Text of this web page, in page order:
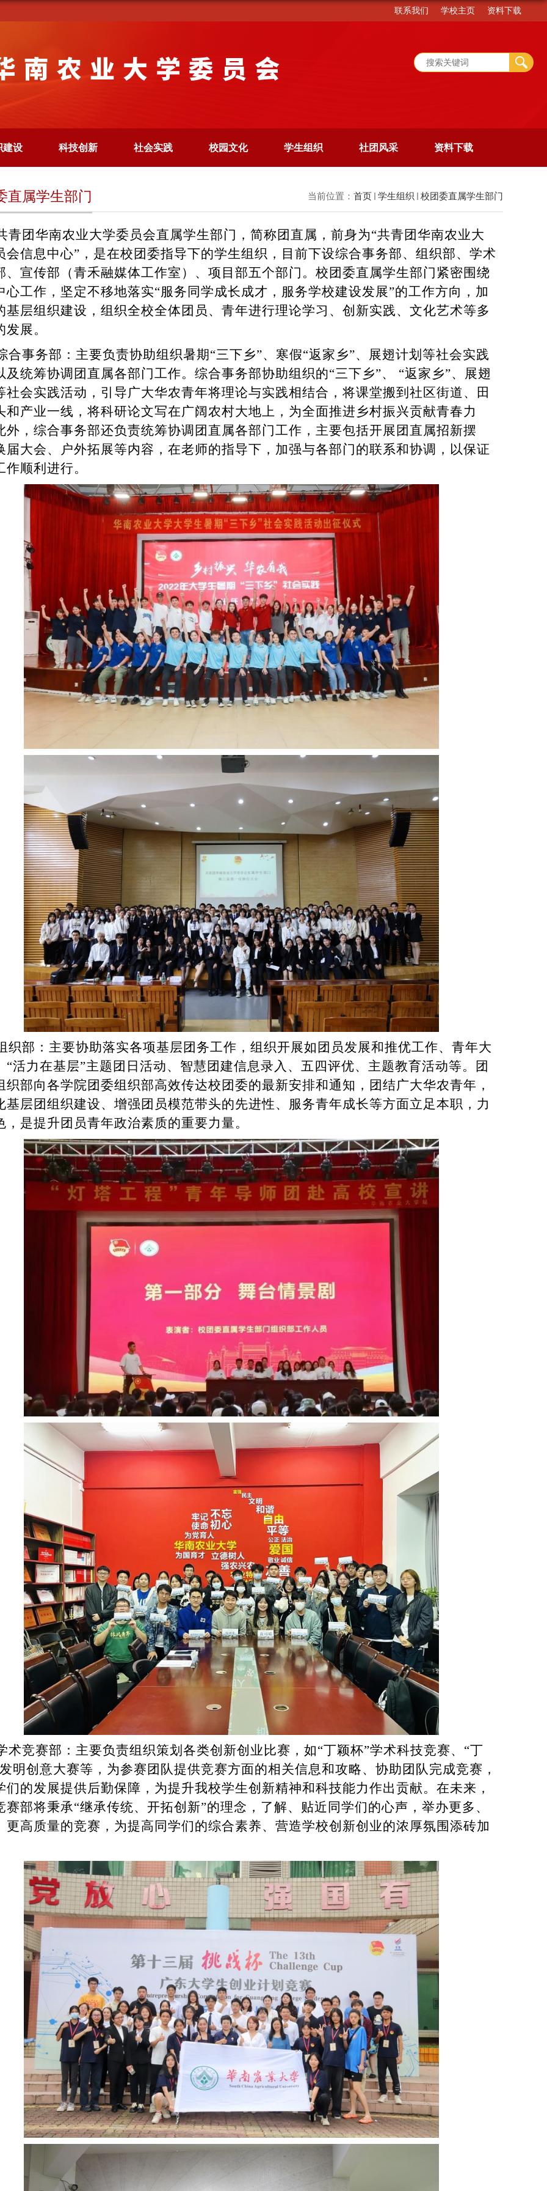
资料下载
学校主页
联系我们
建设 科技创新 社会实践 校园文化 学生组织 社团风采 资料下载
当前位置： 首页 学生组织 校团委直属学生部门
直属学生部门
青团华南农业大学委员会直属学生部门，简称团直属，前身为“共青团华南农业大
会信息中心”，是在校团委指导下的学生组织，目前下设综合事务部、组织部、学术
、宣传部（青禾融媒体工作室）、项目部五个部门。校团委直属学生部门紧密围绕
心工作，坚定不移地落实“服务同学成长成才，服务学校建设发展”的工作方向，加
基层组织建设，组织全校全体团员、青年进行理论学习、创新实践、文化艺术等多
展。
合事务部：主要负责协助组织暑期“三下乡”、寒假“返家乡”、展翅计划等社会实践
及统筹协调团直属各部门工作。综合事务部协助组织的“三下乡”、 “返家乡”、展翅
社会实践活动，引导广大华农青年将理论与实践相结合，将课堂搬到社区街道、田
和产业一线，将科研论文写在广阔农村大地上，为全面推进乡村振兴贡献青春力
外，综合事务部还负责统筹协调团直属各部门工作，主要包括开展团直属招新摆
届大会、户外拓展等内容，在老师的指导下，加强与各部门的联系和协调，以保证
作顺利进行。
织部：主要协助落实各项基层团务工作，组织开展如团员发展和推优工作、青年大
“活力在基层”主题团日活动、智慧团建信息录入、五四评优、主题教育活动等。团
织部向各学院团委组织部高效传达校团委的最新安排和通知，团结广大华农青年，
基层团组织建设、增强团员模范带头的先进性、服务青年成长等方面立足本职，力
，是提升团员青年政治素质的重要力量。
术竞赛部：主要负责组织策划各类创新创业比赛，如“丁颖杯”学术科技竞赛、 “丁
发明创意大赛等，为参赛团队提供竞赛方面的相关信息和攻略、协助团队完成竞赛，
们的发展提供后勤保障，为提升我校学生创新精神和科技能力作出贡献。在未来，
赛部将秉承“继承传统、开拓创新”的理念，了解、贴近同学们的心声，举办更多、
更高质量的竞赛，为提高同学们的综合素养、营造学校创新创业的浓厚氛围添砖加